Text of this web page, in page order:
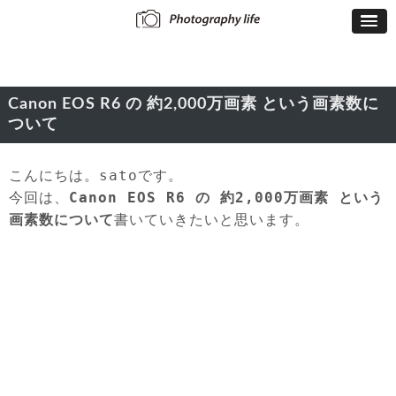
Canon EOS R6 の 約2,000万画素 という画素数に
ついて
こんにちは。satoです。
今回は、 Canon EOS R6 の 約2,000万画素 という
画素数について書いていきたいと思います。